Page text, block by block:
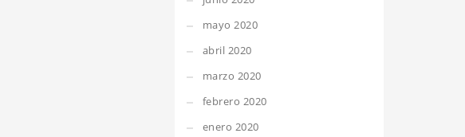
mayo 2020
abril 2020
marzo 2020
febrero 2020
enero 2020